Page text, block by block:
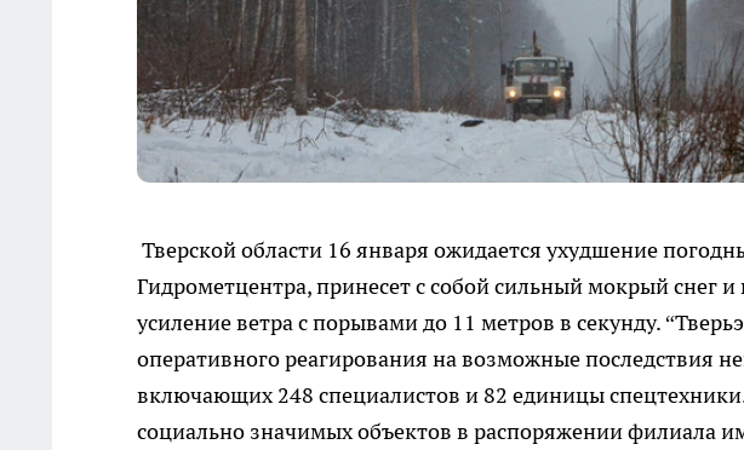
Тверской области 16 января ожидается ухудшение
Гидрометцентра, принесет с собой сильный мокрый снег и
усиление ветра с порывами до 11 метров в секунду.
оперативного реагирования на возможные последствия
включающих 248 специалистов и 82 единицы
социально значимых объектов в распоряжении филиала